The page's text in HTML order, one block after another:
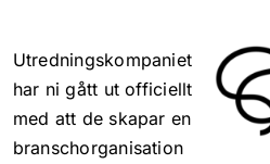
Utredningskompaniet
har ni gått ut officiellt
med att de skapar en
branschorganisation